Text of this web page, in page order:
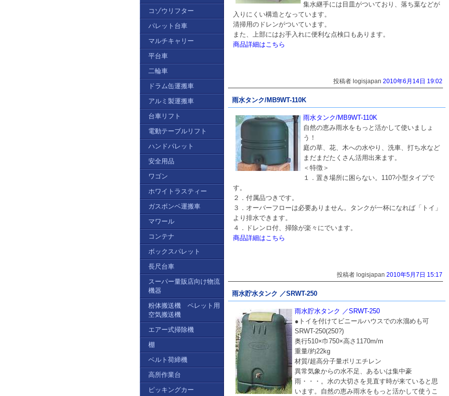
集水継手には目皿がついており、落ち葉などが
入りにくい構造となっています。
清掃用のドレンがついています。
また、上部にはお手入れに便利な点検口もあります。
商品詳細はこちら
投稿者 logisjapan 2010年6月14日 19:02
雨水タンク/MB9WT-110K
雨水タンク/MB9WT-110K
自然の恵み雨水をもっと活かして使いましょ
う！
庭の草、花、木への水やり、洗車、打ち水など
まだまだたくさん活用出来ます。
＜特徴＞
１．置き場所に困らない。110?小型タイプで
す。
２．付属品つきです。
３．オーバーフローは必要ありません。タンクが一杯になれば「トイ」
より排水できます。
４．ドレンロ付、掃除が楽々にでいます。
商品詳細はこちら
投稿者 logisjapan 2010年5月7日 15:17
雨水貯水タンク ／SRWT-250
雨水貯水タンク ／SRWT-250
●トイを付けてビニールハウスでの水溜めも可
SRWT-250(250?)
奥行510×巾750×高さ1170m/m
重量/約22kg
材質/超高分子量ポリエチレン
異常気象からの水不足、あるいは集中豪
雨・・・。水の大切さを見直す時が来ていると思
います。自然の恵み雨水をもっと活かして使うこ
コゾウリフター
パレット台車
マルチキャリー
平台車
二輪車
ドラム缶運搬車
アルミ製運搬車
台車リフト
電動テーブルリフト
ハンドパレット
安全用品
ワゴン
ホワイトラスティー
ガスボンベ運搬車
マワール
コンテナ
ボックスパレット
長尺台車
スーパー量販店向け物流
機器
粉体搬送機 ペレット用
空気搬送機
エアー式掃除機
棚
ベルト荷締機
高所作業台
ピッキングカー